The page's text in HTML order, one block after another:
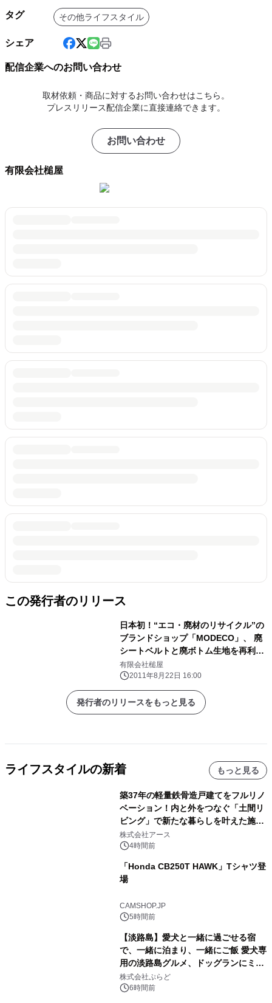
タグ その他ライフスタイル
シェア
配信企業へのお問い合わせ
取材依頼・商品に対するお問い合わせはこちら。
プレスリリース配信企業に直接連絡できます。
お問い合わせ
有限会社槌屋
この発行者のリリース
日本初！“エコ・廃材のリサイクル”の
ブランドショップ「MODECO」、 廃
シートベルトと廃ボトム生地を再利用
した新作バッグ2品発売開始！
有限会社槌屋
2011年8月22日 16:00
発行者のリリースをもっと見る
ライフスタイルの新着 もっと見る
築37年の軽量鉄骨造戸建てをフルリノ
ベーション！内と外をつなぐ「土間リ
ビング」で新たな暮らしを叶えた施工
事例を株式会社アースが公開
株式会社アース
4時間前
「Honda CB250T HAWK」Tシャツ登
場
CAMSHOP.JP
5時間前
【淡路島】愛犬と一緒に過ごせる宿
で、一緒に泊まり、一緒にご飯 愛犬専
用の淡路島グルメ、ドッグランにミニ
プール グランピングとトレーラーハウ
スの2施設で
株式会社ぷらど
6時間前